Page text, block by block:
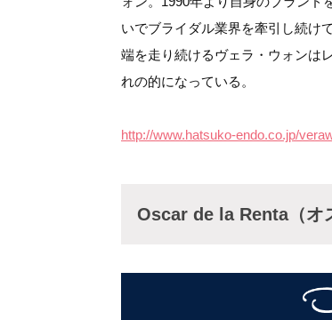
いでブライダル業界を牽引し続け
端を走り続けるヴェラ・ウォンは
れの的になっている。
http://www.hatsuko-endo.co.jp/
Oscar de la Renta（オ